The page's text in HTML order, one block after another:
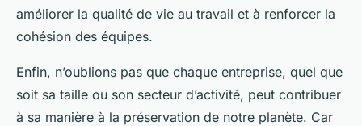
améliorer la qualité de vie au travail et à renforcer la
cohésion des équipes.
Enfin, n’oublions pas que chaque entreprise, quel que
soit sa taille ou son secteur d’activité, peut contribuer
à sa manière à la préservation de notre planète. Car